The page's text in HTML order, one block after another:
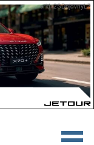
erid: 2SDnjdvnyL7